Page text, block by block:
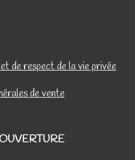
de respect de la vie privée
de vente